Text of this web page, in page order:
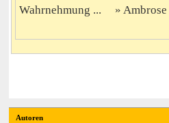
Wahrnehmung ...
Autoren